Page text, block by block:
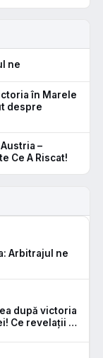
ne
în Marele
despre
–
Ce A Riscat!
Arbitrajul ne
după victoria
Ce revelații a